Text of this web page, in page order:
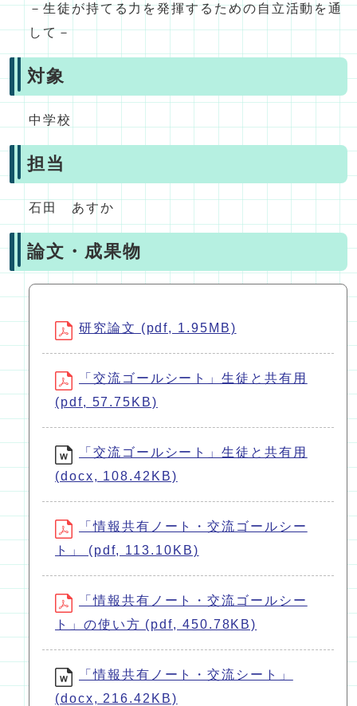
－生徒が持てる力を発揮するための自立活動を通
して－
対象
中学校
担当
石田 あすか
論文・成果物
研究論文 (pdf, 1.95MB)
「交流ゴールシート」生徒と共有用
(pdf, 57.75KB)
「交流ゴールシート」生徒と共有用
(docx, 108.42KB)
「情報共有ノート・交流ゴールシー
ト」 (pdf, 113.10KB)
「情報共有ノート・交流ゴールシー
ト」の使い方 (pdf, 450.78KB)
「情報共有ノート・交流シート」
(docx, 216.42KB)